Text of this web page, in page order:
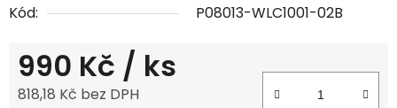
Kód:
P08013-WLC1001-02B
990 Kč / ks
818,18 Kč bez DPH